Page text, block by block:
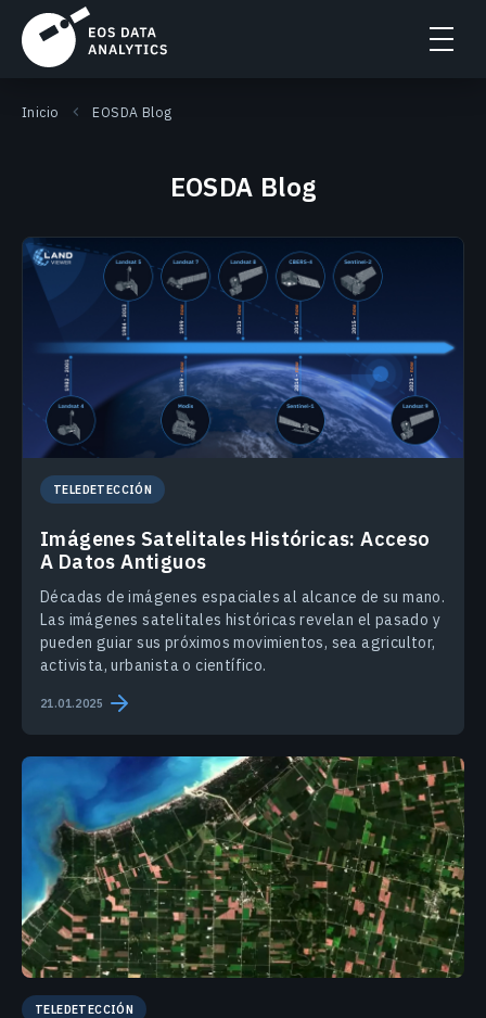
Inicio EOSDA Blog
EOSDA Blog
TELEDETECCIÓN
Imágenes Satelitales Históricas: Acceso
A Datos Antiguos
Décadas de imágenes espaciales al alcance de su mano.
Las imágenes satelitales históricas revelan el pasado y
pueden guiar sus próximos movimientos, sea agricultor,
activista, urbanista o científico.
21.01.2025
TELEDETECCIÓN